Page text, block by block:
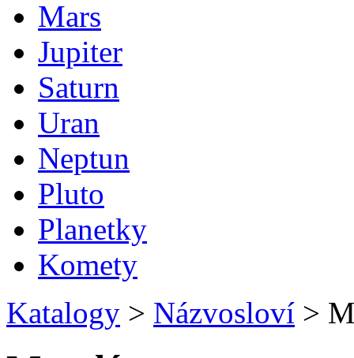
Mars
Jupiter
Saturn
Uran
Neptun
Pluto
Planetky
Komety
Katalogy > Názvosloví >